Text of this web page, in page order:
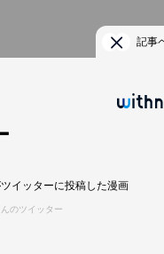
記事
イッターに投稿した漫画
のツイッター